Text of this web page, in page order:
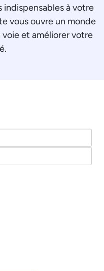
à votre
vous ouvre un monde
et améliorer votre